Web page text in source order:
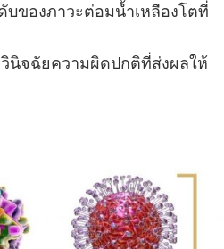
ของภาวะต่อมน้ำเหลืองโตที่
นิจฉัยความผิดปกติที่ส่งผลให้